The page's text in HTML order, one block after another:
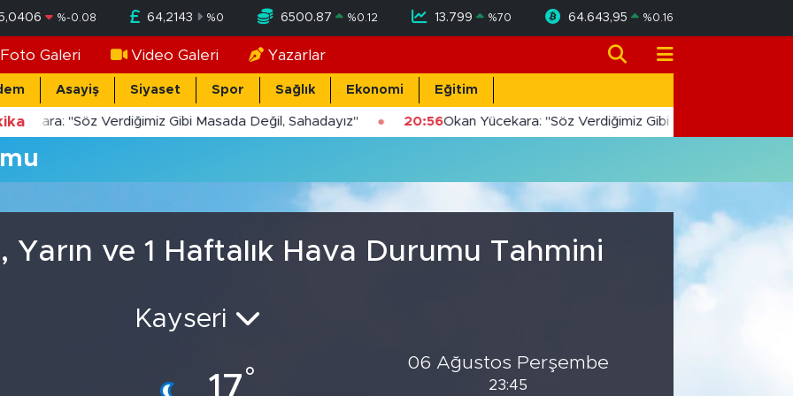
%-0.08 64,2143 %0 6500.87 %0.12 13.799 %70 64.643,95 %0.16
Foto Galeri Video Galeri Yazarlar
Asayiş Siyaset Spor Sağlık Ekonomi Eğitim
"Söz Verdiğimiz Gibi Masada Değil, Sahadayız" 20:56Okan Yücekara: "Söz Verdiğimiz Gibi Masada Değil,
Yarın ve 1 Haftalık Hava Durumu Tahmini
Kayseri
°
06 Ağustos Perşembe
23:45